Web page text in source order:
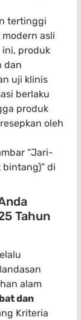
tertinggi
asli
ini, produk
dan
uji klinis
berlaku
produk
oleh
“Jari-
di
Tahun
alam
dan
Kriteria